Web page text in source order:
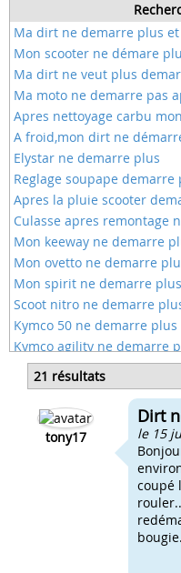
Ma dirt ne demarre plus
Mon scooter ne démare
Ma dirt ne veut plus
Ma moto ne demarre pas
Apres nettoyage carbu
A froid,mon dirt ne
Elystar ne demarre plus
Reglage soupape
Apres la pluie scooter
Culasse apres remontage
Mon keeway ne demarre
Mon ovetto ne demarre
Mon spirit ne demarre plus
Scoot nitro ne demarre
Kymco 50 ne demarre plus
Kymco agility ne demarre
Dirt qui ne demarre pas a
Ma dirt 125 ne demarre
Ma dirt neuve ne demarre
Scooter qui démarre plus
21 résultats
tony17
Dirt
le 15
coupé